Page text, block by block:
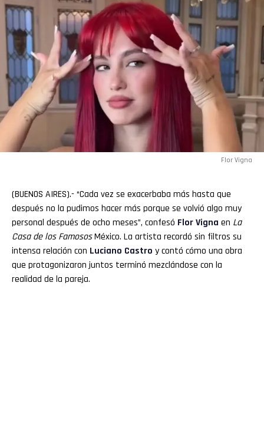
Flor Vigna
(BUENOS AIRES).- “Cada vez se exacerbaba más hasta que
después no la pudimos hacer más porque se volvió algo muy
personal después de ocho meses”, confesó Flor Vigna en La
Casa de los FamososMéxico. La artista recordó sin filtros su
intensa relación con Luciano Castro y contó cómo una obra
que protagonizaron juntos terminó mezclándose con la
realidad de la pareja.